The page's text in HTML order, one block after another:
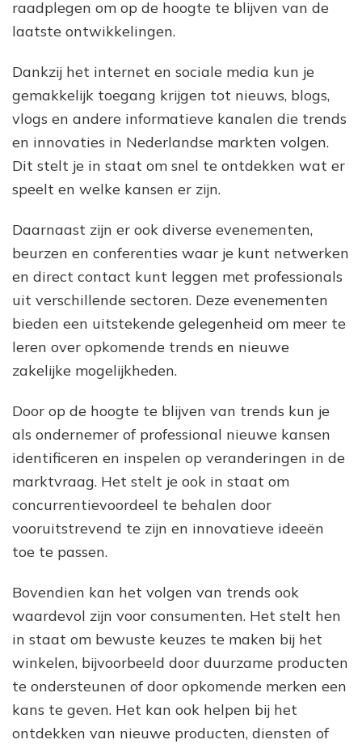
raadplegen om op de hoogte te blijven van de
laatste ontwikkelingen.
Dankzij het internet en sociale media kun je
gemakkelijk toegang krijgen tot nieuws, blogs,
vlogs en andere informatieve kanalen die trends
en innovaties in Nederlandse markten volgen.
Dit stelt je in staat om snel te ontdekken wat er
speelt en welke kansen er zijn.
Daarnaast zijn er ook diverse evenementen,
beurzen en conferenties waar je kunt netwerken
en direct contact kunt leggen met professionals
uit verschillende sectoren. Deze evenementen
bieden een uitstekende gelegenheid om meer te
leren over opkomende trends en nieuwe
zakelijke mogelijkheden.
Door op de hoogte te blijven van trends kun je
als ondernemer of professional nieuwe kansen
identificeren en inspelen op veranderingen in de
marktvraag. Het stelt je ook in staat om
concurrentievoordeel te behalen door
vooruitstrevend te zijn en innovatieve ideeën
toe te passen.
Bovendien kan het volgen van trends ook
waardevol zijn voor consumenten. Het stelt hen
in staat om bewuste keuzes te maken bij het
winkelen, bijvoorbeeld door duurzame producten
te ondersteunen of door opkomende merken een
kans te geven. Het kan ook helpen bij het
ontdekken van nieuwe producten, diensten of